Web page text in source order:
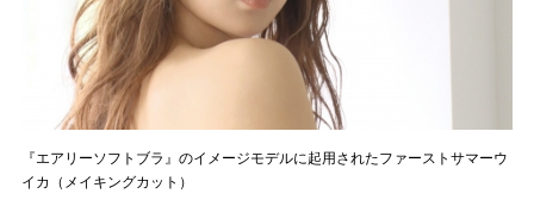
『エアリーソフトブラ』のイメージモデルに起用されたファーストサマーウ
イカ（メイキングカット）